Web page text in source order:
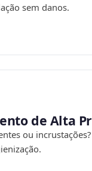
sem danos.
de Alta
ou